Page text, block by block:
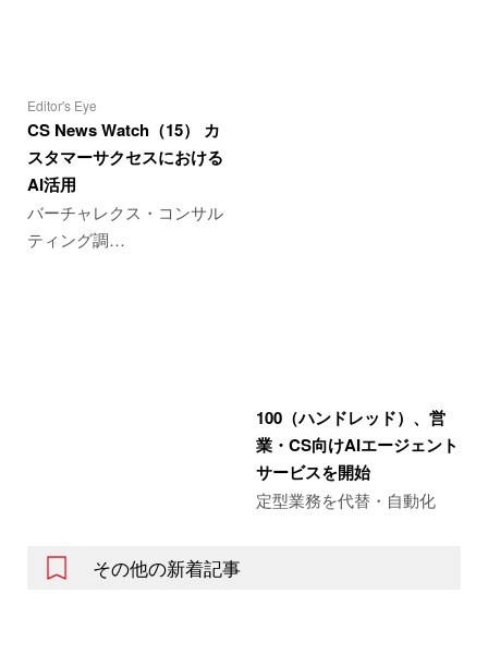
Editor's Eye
CS News Watch（15） カ
スタマーサクセスにおける
AI活用
バーチャレクス・コンサル
ティング調…
100（ハンドレッド）、営
業・CS向けAIエージェント
サービスを開始
定型業務を代替・自動化
その他の新着記事